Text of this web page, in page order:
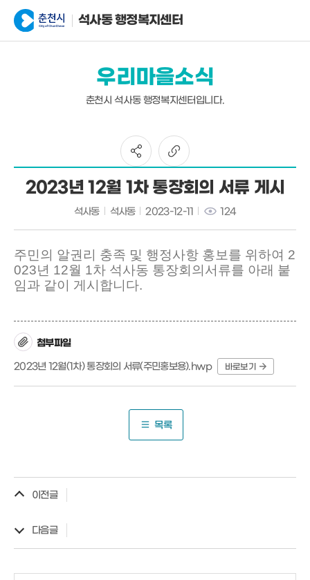
석사동 행정복지센터
우리마을소식
춘천시 석사동 행정복지센터입니다.
2023년 12월 1차 통장회의 서류 게시
석사동 석사동 2023-12-11 124
주민의 알권리 충족 및 행정사항 홍보를 위하여 2
023년 12월 1차 석사동 통장회의서류를 아래 붙
임과 같이 게시합니다.
첨부파일
2023년 12월(1차) 통장회의 서류(주민홍보용).hwp
바로보기
목록
이전글
다음글